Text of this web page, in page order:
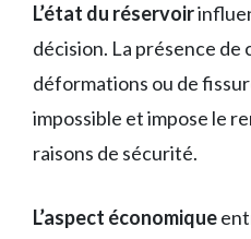
L’état du réservoir
décision. La présence
déformations ou de
impossible et impose le
raisons de sécurité.
L’aspect économique